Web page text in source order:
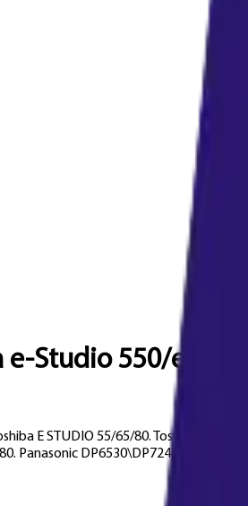
e-Studio 550/e55/
E STUDIO 55/65/80. Toshiba
Panasonic DP6530\DP7240\DP8130...